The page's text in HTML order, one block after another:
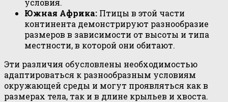
Южная Африка: Птицы в этой части
континента демонстрируют разнообразие
размеров в зависимости от высоты и типа
местности, в которой они обитают.
Эти различия обусловлены необходимостью
адаптироваться к разнообразным условиям
окружающей среды и могут проявляться как в
размерах тела, так и в длине крыльев и хвоста.